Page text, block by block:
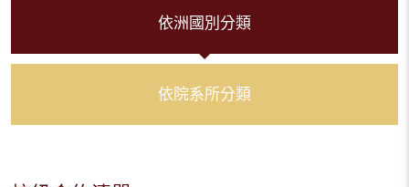
依洲國別分類
依院系所分類